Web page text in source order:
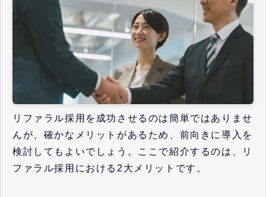
リファラル採用を成功させるのは簡単ではありませ
んが、確かなメリットがあるため、前向きに導入を
検討してもよいでしょう。ここで紹介するのは、リ
ファラル採用における2大メリットです。